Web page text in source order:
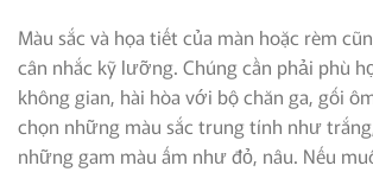
Màu sắc và họa tiết của màn hoặc rèm
cân nhắc kỹ lưỡng. Chúng cần phải phù
không gian, hài hòa với bộ chăn ga, gối
chọn những màu sắc trung tính như
những gam màu ấm như đỏ, nâu. Nếu